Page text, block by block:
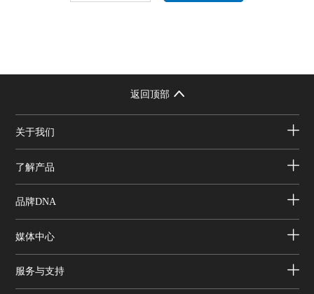
返回顶部
关于我们
了解产品
品牌DNA
媒体中心
服务与支持